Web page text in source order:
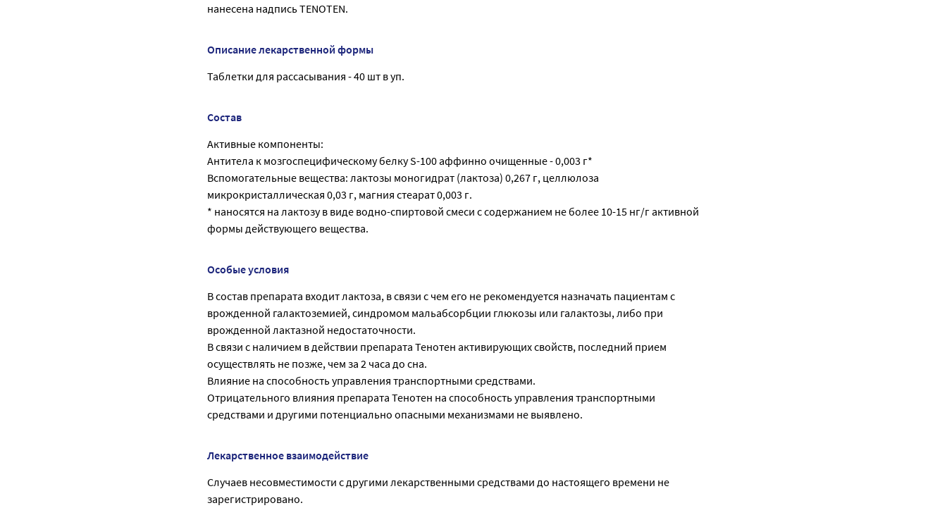
нанесена надпись TENOTEN.
Описание лекарственной формы
Таблетки для рассасывания - 40 шт в уп.
Состав
Активные компоненты:
Антитела к мозгоспецифическому белку S-100 аффинно очищенные - 0,003 г*
Вспомогательные вещества: лактозы моногидрат (лактоза) 0,267 г, целлюлоза
микрокристаллическая 0,03 г, магния стеарат 0,003 г.
* наносятся на лактозу в виде водно-спиртовой смеси с содержанием не более 10-15 нг/г активной
формы действующего вещества.
Особые условия
В состав препарата входит лактоза, в связи с чем его не рекомендуется назначать пациентам с
врожденной галактоземией, синдромом мальабсорбции глюкозы или галактозы, либо при
врожденной лактазной недостаточности.
В связи с наличием в действии препарата Тенотен активирующих свойств, последний прием
осуществлять не позже, чем за 2 часа до сна.
Влияние на способность управления транспортными средствами.
Отрицательного влияния препарата Тенотен на способность управления транспортными
средствами и другими потенциально опасными механизмами не выявлено.
Лекарственное взаимодействие
Случаев несовместимости с другими лекарственными средствами до настоящего времени не
зарегистрировано.